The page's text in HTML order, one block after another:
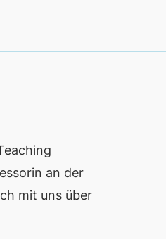
an der
mit uns über